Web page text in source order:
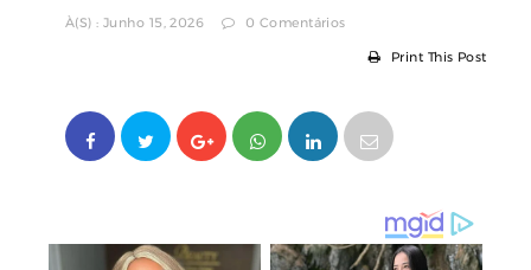
À(s) : Junho 15, 2026 0 Comentários
Print This Post